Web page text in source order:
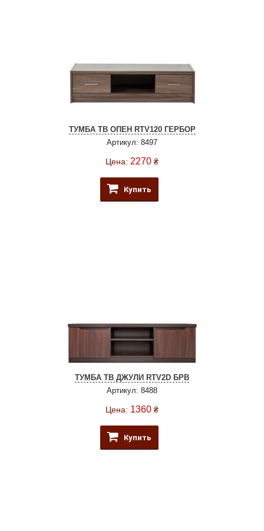
ТУМБА ТВ ОПЕН RTV120 ГЕРБОР
Артикул: 8497
Цена: 2270 ₴
Купить
ТУМБА ТВ ДЖУЛИ RTV2D БРВ
Артикул: 8488
Цена: 1360 ₴
Купить